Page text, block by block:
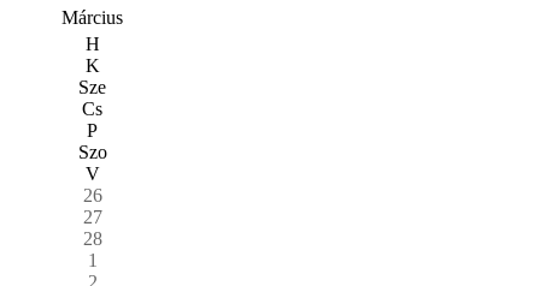
Március
H
K
Sze
Cs
P
Szo
V
26
27
28
1
2